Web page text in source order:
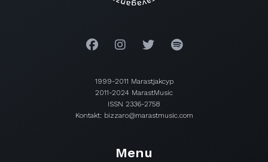
1999-2011 Marastjakcyp
2011-2024 MarastMusic
ISSN 2336-2758
Kontakt: bizzaro@marastmusic.com
Menu